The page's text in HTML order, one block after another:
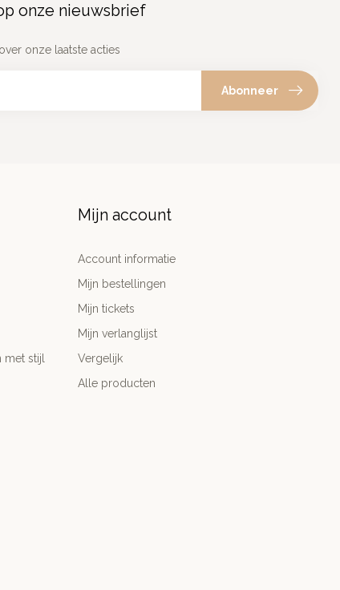
onze nieuwsbrief
onze laatste acties
Abonneer
stijl
Mijn account
Account informatie
Mijn bestellingen
Mijn tickets
Mijn verlanglijst
Vergelijk
Alle producten